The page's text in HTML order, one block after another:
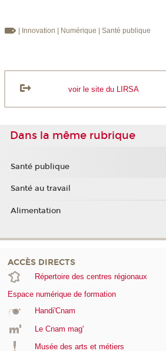
| Innovation | Numérique | Santé publique
voir le site du LIRSA
Dans la même rubrique
Santé publique
Santé au travail
Alimentation
ACCÈS DIRECTS
Répertoire des centres régionaux
Espace numérique de formation
Handi'Cnam
Le Cnam mag'
Musée des arts et métiers